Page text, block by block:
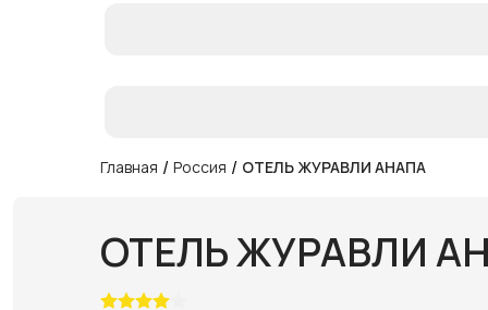
Главная / Россия / ОТЕЛЬ ЖУРАВЛИ АНАПА
ОТЕЛЬ ЖУРАВЛИ